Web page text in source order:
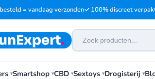
= vandaag verzonden✓ 100% discreet
Smartshop CBD Sextoys Drogisterij